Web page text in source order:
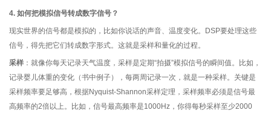
4. 如何把模拟信号转成数字信号？
现实世界的信号都是模拟的，比如你说话的声音、温度变化。DSP要处理这些
信号，得先把它们转成数字形式。这就是采样和量化的过程。
采样 ：就像你每天记录天气温度，采样是定期“拍摄”模拟信号的瞬间值。比如，
记录婴儿体重的变化（书中例子），每两周记录一次，就是一种采样。关键是
采样频率要足够高，根据Nyquist-Shannon采样定理，采样频率必须是信号最
高频率的2倍以上。比如，信号最高频率是1000Hz，你得每秒采样至少2000